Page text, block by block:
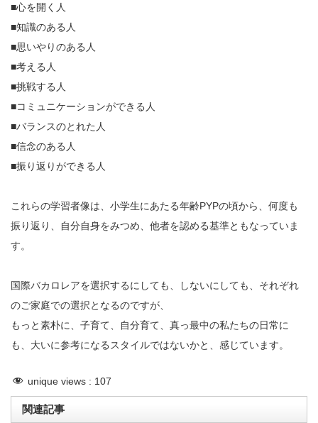
■心を開く人
■知識のある人
■思いやりのある人
■考える人
■挑戦する人
■コミュニケーションができる人
■バランスのとれた人
■信念のある人
■振り返りができる人
これらの学習者像は、小学生にあたる年齢PYPの頃から、何度も
振り返り、自分自身をみつめ、他者を認める基準ともなっていま
す。
国際バカロレアを選択するにしても、しないにしても、それぞれ
のご家庭での選択となるのですが、
もっと素朴に、子育て、自分育て、真っ最中の私たちの日常に
も、大いに参考になるスタイルではないかと、感じています。
unique views : 107
関連記事